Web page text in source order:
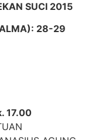
SUCI 2015
28-29
17.00